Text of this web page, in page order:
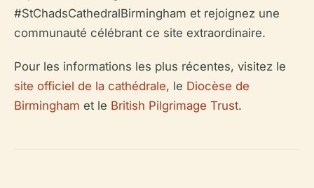
#StChadsCathedralBirmingham et rejoignez une
communauté célébrant ce site extraordinaire.
Pour les informations les plus récentes, visitez le
site officiel de la cathédrale, le Diocèse de
Birmingham et le British Pilgrimage Trust.